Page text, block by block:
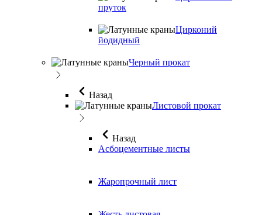
пруток
Цирконий
йодидный
Черный прокат
Назад
Листовой прокат
Назад
Асбоцементные листы
Жаропрочный лист